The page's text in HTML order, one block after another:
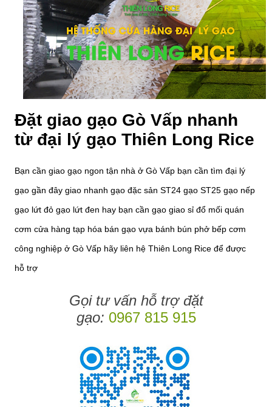
Đặt giao gạo Gò Vấp nhanh
từ đại lý gạo Thiên Long Rice
Bạn cần giao gạo ngon tận nhà ở Gò Vấp bạn cần tìm đại lý
gạo gần đây giao nhanh gạo đặc sản ST24 gạo ST25 gạo nếp
gạo lứt đỏ gạo lứt đen hay bạn cần gạo giao sỉ đổ mối quán
cơm cửa hàng tạp hóa bán gạo vựa bánh bún phở bếp cơm
công nghiệp ở Gò Vấp hãy liên hệ Thiên Long Rice để được
hỗ trợ
Gọi tư vấn hỗ trợ đặt
gạo: 0967 815 915